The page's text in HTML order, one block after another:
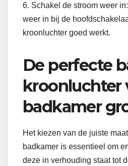
6. Schakel de stroom weer
weer in bij de
kroonluchter goed werkt.
De perfecte
kroonluchter
badkamer
Het kiezen van de juiste
badkamer is essentieel om
deze in verhouding staat tot